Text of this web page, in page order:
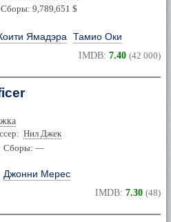
9,789,651 $
Ямадэра Тамио Оки
IMDB: 7.40 (42 000)
Нил Джек
Сборы: —
Джонни Мерес
IMDB: 7.30 (48)